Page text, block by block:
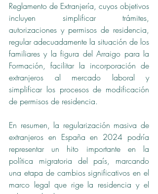
Reglamento de Extranjería, cuyos objetivos
incluyen simplificar trámites,
autorizaciones y permisos de residencia,
regular adecuadamente la situación de los
familiares y la figura del Arraigo para la
Formación, facilitar la incorporación de
extranjeros al mercado laboral y
simplificar los procesos de modificación
de permisos de residencia.
En resumen, la regularización masiva de
extranjeros en España en 2024 podría
representar un hito importante en la
política migratoria del país, marcando
una etapa de cambios significativos en el
marco legal que rige la residencia y el